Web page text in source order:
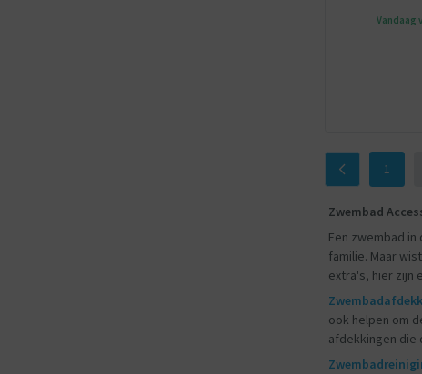
Vandaag
1
Zwembad
Een zwembad
familie. Maar
extra's, hier zijn
ook helpen om
afdekkingen die